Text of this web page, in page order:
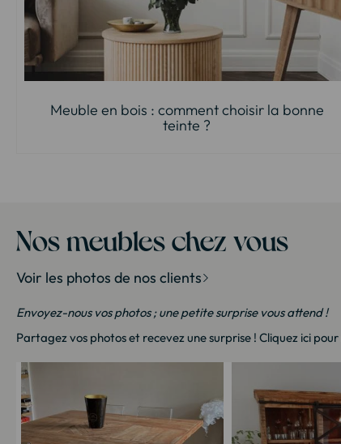
Meuble en bois : comment choisir la bonne
teinte ?
Nos meubles chez vous
Voir les photos de nos clients
Envoyez-nous vos photos ; une petite surprise vous attend !
Partagez vos photos et recevez une surprise ! Cliquez ici pour